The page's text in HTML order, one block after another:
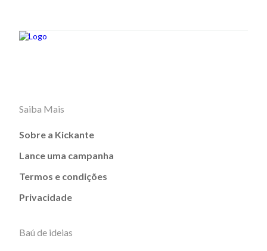
Saiba Mais
Sobre a Kickante
Lance uma campanha
Termos e condições
Privacidade
Baú de ideias